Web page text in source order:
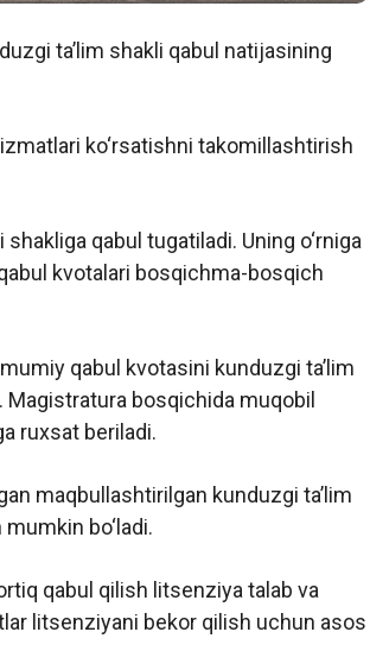
ta’lim shakli qabul natijasining
ko‘rsatishni takomillashtirish
qabul tugatiladi. Uning o‘rniga
kvotalari bosqichma-bosqich
qabul kvotasini kunduzgi ta’lim
Magistratura bosqichida muqobil
ruxsat beriladi.
maqbullashtirilgan kunduzgi ta’lim
bo‘ladi.
qabul qilish litsenziya talab va
litsenziyani bekor qilish uchun asos